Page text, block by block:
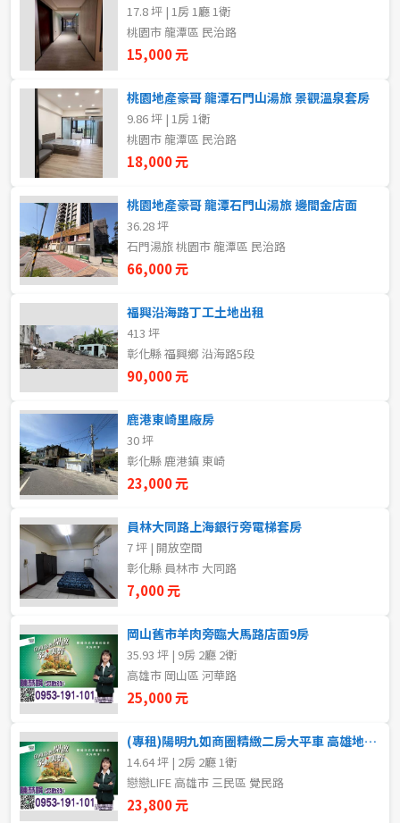
桃園市
新竹市
新竹縣
苗栗縣
彰化縣
南投縣
雲林縣
嘉義市
台南市
高雄市
屏東縣
台東縣
花蓮縣
金門連江
類型(可複選)
不拘 整層住家
雅房 其他住宅 店面 頂讓
辦公 住辦 廠房
坪數
不拘
20~30 坪
60~70 坪
80坪以上
~ 坪
樓層
不拘
1樓
3樓
5~10樓
21樓以上
17.8 坪 | 1房 1廳 1衛
桃園市 龍潭區 民治路
15,000 元
桃園地產豪哥 龍潭石門山湯旅 景觀溫泉套房
9.86 坪 | 1房 1衛
桃園市 龍潭區 民治路
18,000 元
桃園地產豪哥 龍潭石門山湯旅 邊間金店面
36.28 坪
石門湯旅 桃園市 龍潭區 民治路
66,000 元
福興沿海路丁工土地出租
413 坪
彰化縣 福興鄉 沿海路5段
90,000 元
鹿港東崎里廠房
30 坪
彰化縣 鹿港鎮 東崎
23,000 元
員林大同路上海銀行旁電梯套房
7 坪 | 開放空間
彰化縣 員林市 大同路
7,000 元
岡山舊市羊肉旁臨大馬路店面9房
35.93 坪 | 9房 2廳 2衛
高雄市 岡山區 河華路
25,000 元
(專租)陽明九如商圈精緻二房大平車 高雄地產顧問
14.64 坪 | 2房 2廳 1衛
戀戀LIFE 高雄市 三民區 覺民路
23,800 元